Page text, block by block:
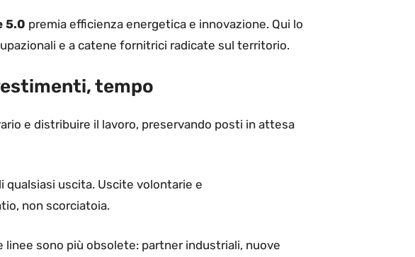
5.0 premia efficienza energetica e innovazione. Qui lo
e a catene fornitrici radicate sul territorio.
tempo
e distribuire il lavoro, preservando posti in attesa
qualsiasi uscita. Uscite volontarie e
non scorciatoia.
linee sono più obsolete: partner industriali, nuove